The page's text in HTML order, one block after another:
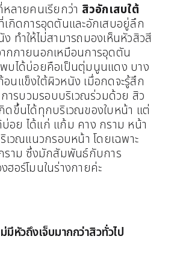
ลายคนเรียกว่า สิวอักเสบใต้
เกิดการอุดตันและอักเสบอยู่ลึก
ทำให้ไม่สามารถมองเห็นหัวสิวสี
ากภายนอกเหมือนการอุดตัน
บได้บ่อยคือเป็นตุ่มนูนแดง บาง
อนแข็งใต้ผิวหนัง เมื่อกดจะรู้สึก
การบวมรอบบริเวณร่วมด้วย สิว
ดขึ้นได้ทุกบริเวณของใบหน้า แต่
อย ได้แก่ แก้ม คาง กราม หน้า
เวณแนวกรอบหน้า โดยเฉพาะ
ราม ซึ่งมักสัมพันธ์กับการ
อร์โมนในร่างกายค่ะ
มีหัวถึงเจ็บมากกว่าสิวทั่วไป